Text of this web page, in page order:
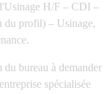
H/F – CDI –
du profil) – Usinage,
bureau à demander
spécialisée